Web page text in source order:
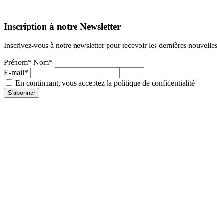
Inscription à notre Newsletter
Inscrivez-vous à notre newsletter pour recevoir les dernières nouvelles
Prénom* Nom*
E-mail*
En continuant, vous acceptez la politique de confidentialité